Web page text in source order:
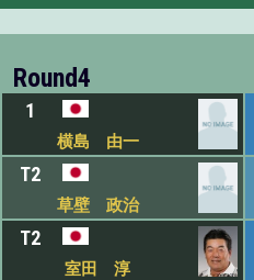
Round4
1
横島 由一
T2
草壁 政治
T2
室田 淳